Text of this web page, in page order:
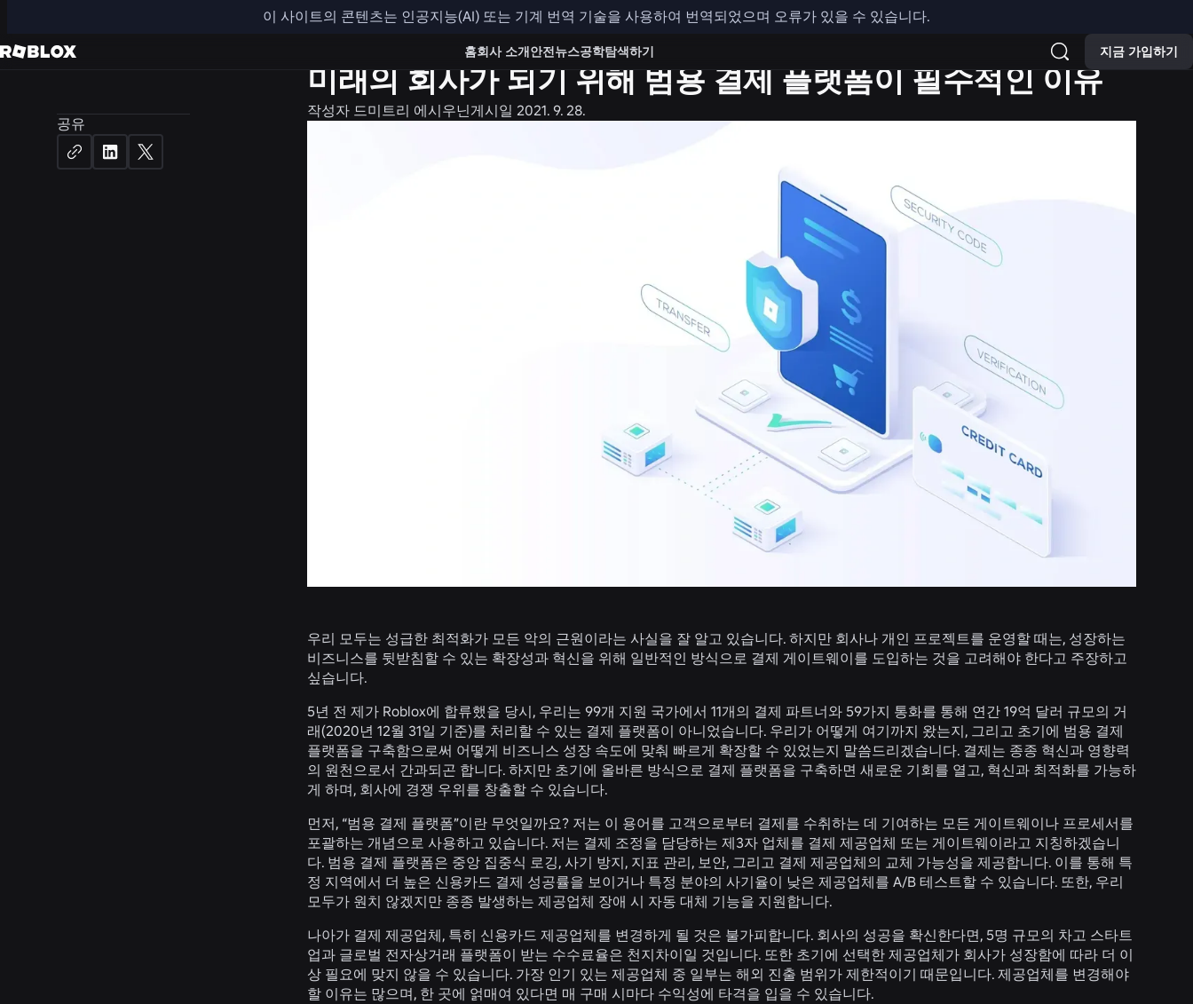
이 사이트의 콘텐츠는 인공지능(AI) 또는 기계 번역 기술을 사용하여 번역되었으며 오류가 있을 수 있습니다.
홈회사 소개안전뉴스공학탐색하기 지금 가입하기
공유
공학
미래의 회사가 되기 위해 범용 결제 플랫폼이 필수적인 이유
작성자 드미트리 에시우닌게시일 2021. 9. 28.
우리 모두는 성급한 최적화가 모든 악의 근원이라는 사실을 잘 알고 있습니다. 하지만 회사나 개인 프로젝트를 운영할 때는, 성장하는
비즈니스를 뒷받침할 수 있는 확장성과 혁신을 위해 일반적인 방식으로 결제 게이트웨이를 도입하는 것을 고려해야 한다고 주장하고
싶습니다.
5년 전 제가 Roblox에 합류했을 당시, 우리는 99개 지원 국가에서 11개의 결제 파트너와 59가지 통화를 통해 연간 19억 달러 규모의 거
래(2020년 12월 31일 기준)를 처리할 수 있는 결제 플랫폼이 아니었습니다. 우리가 어떻게 여기까지 왔는지, 그리고 초기에 범용 결제
플랫폼을 구축함으로써 어떻게 비즈니스 성장 속도에 맞춰 빠르게 확장할 수 있었는지 말씀드리겠습니다. 결제는 종종 혁신과 영향력
의 원천으로서 간과되곤 합니다. 하지만 초기에 올바른 방식으로 결제 플랫폼을 구축하면 새로운 기회를 열고, 혁신과 최적화를 가능하
게 하며, 회사에 경쟁 우위를 창출할 수 있습니다.
먼저, “범용 결제 플랫폼”이란 무엇일까요? 저는 이 용어를 고객으로부터 결제를 수취하는 데 기여하는 모든 게이트웨이나 프로세서를
포괄하는 개념으로 사용하고 있습니다. 저는 결제 조정을 담당하는 제3자 업체를 결제 제공업체 또는 게이트웨이라고 지칭하겠습니
다. 범용 결제 플랫폼은 중앙 집중식 로깅, 사기 방지, 지표 관리, 보안, 그리고 결제 제공업체의 교체 가능성을 제공합니다. 이를 통해 특
정 지역에서 더 높은 신용카드 결제 성공률을 보이거나 특정 분야의 사기율이 낮은 제공업체를 A/B 테스트할 수 있습니다. 또한, 우리
모두가 원치 않겠지만 종종 발생하는 제공업체 장애 시 자동 대체 기능을 지원합니다.
나아가 결제 제공업체, 특히 신용카드 제공업체를 변경하게 될 것은 불가피합니다. 회사의 성공을 확신한다면, 5명 규모의 차고 스타트
업과 글로벌 전자상거래 플랫폼이 받는 수수료율은 천지차이일 것입니다. 또한 초기에 선택한 제공업체가 회사가 성장함에 따라 더 이
상 필요에 맞지 않을 수 있습니다. 가장 인기 있는 제공업체 중 일부는 해외 진출 범위가 제한적이기 때문입니다. 제공업체를 변경해야
할 이유는 많으며, 한 곳에 얽매여 있다면 매 구매 시마다 수익성에 타격을 입을 수 있습니다.